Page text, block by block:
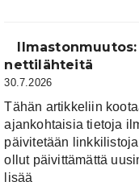
nettilähteitä
30.7.2026
Tähän artikkeliin
ajankohtaisia tietoja
päivitetään
ollut päivittämättä
lisää